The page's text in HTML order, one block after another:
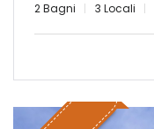
2 Bagni 3 Locali